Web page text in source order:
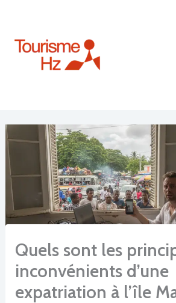
contenu
Quels sont les
inconvénients d’une
expatriation à l’île